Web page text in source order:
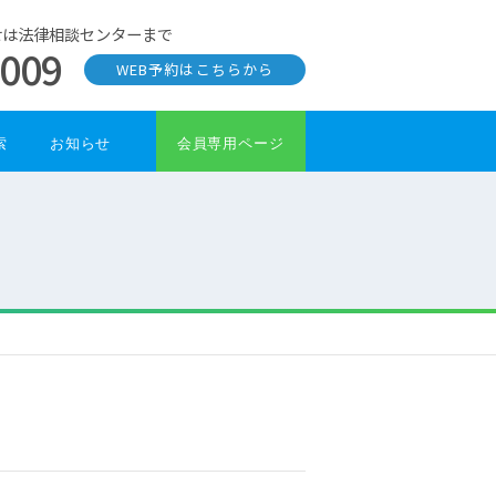
法律相談センターまで
WEB予約はこちらから
お知らせ 会員専用ページ